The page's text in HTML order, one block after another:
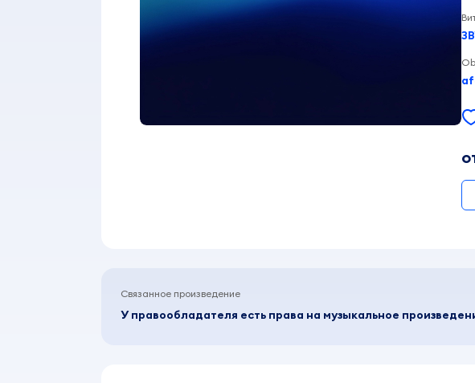
Связанное произведение
У правообладателя есть права на музыкальное